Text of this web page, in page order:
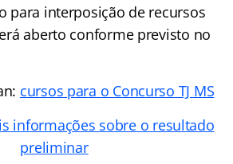
para interposição de recursos
aberto conforme previsto no
cursos para o Concurso TJ MS
informações sobre o resultado
preliminar